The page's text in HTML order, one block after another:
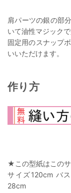
肩パーツの銀の部
いて油性マジック
固定用のスナップ
いいただけます。
作り方
★この型紙はこのサ
サイズ120cm バ
28cm